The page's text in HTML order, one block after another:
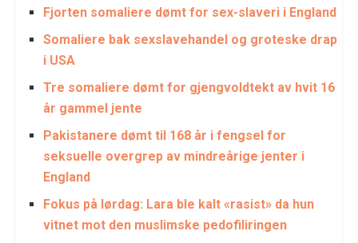
Fjorten somaliere dømt for sex-slaveri i England
Somaliere bak sexslavehandel og groteske drap
i USA
Tre somaliere dømt for gjengvoldtekt av hvit 16
år gammel jente
Pakistanere dømt til 168 år i fengsel for
seksuelle overgrep av mindreårige jenter i
England
Fokus på lørdag: Lara ble kalt «rasist» da hun
vitnet mot den muslimske pedofiliringen